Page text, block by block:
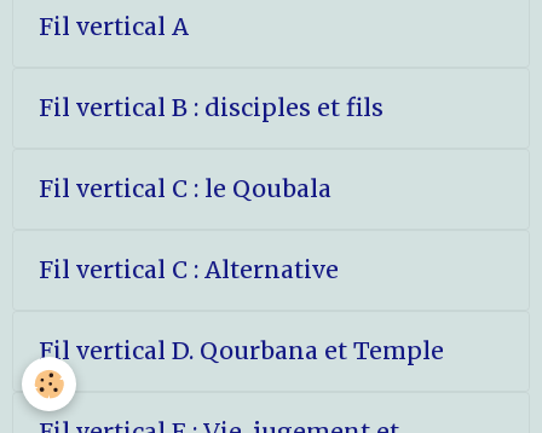
Fil vertical A
Fil vertical B : disciples et fils
Fil vertical C : le Qoubala
Fil vertical C : Alternative
Fil vertical D. Qourbana et Temple